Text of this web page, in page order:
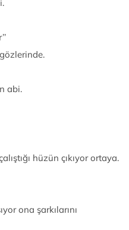
abi.
hüzün çıkıyor ortaya.
ona şarkılarını